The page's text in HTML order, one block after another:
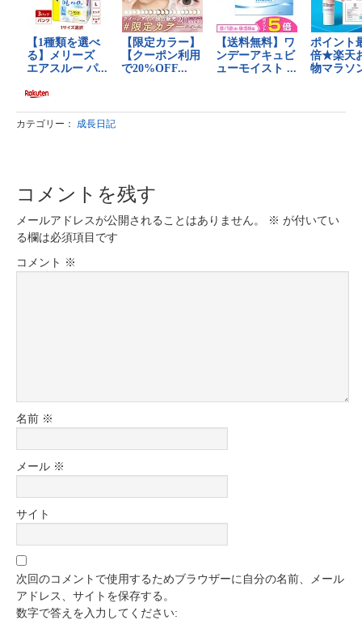
カテゴリー： 成長日記
コメントを残す
メールアドレスが公開されることはありません。 ※ が付いてい
る欄は必須項目です
コメント ※
名前 ※
メール ※
サイト
次回のコメントで使用するためブラウザーに自分の名前、メール
アドレス、サイトを保存する。
数字で答えを入力してください: